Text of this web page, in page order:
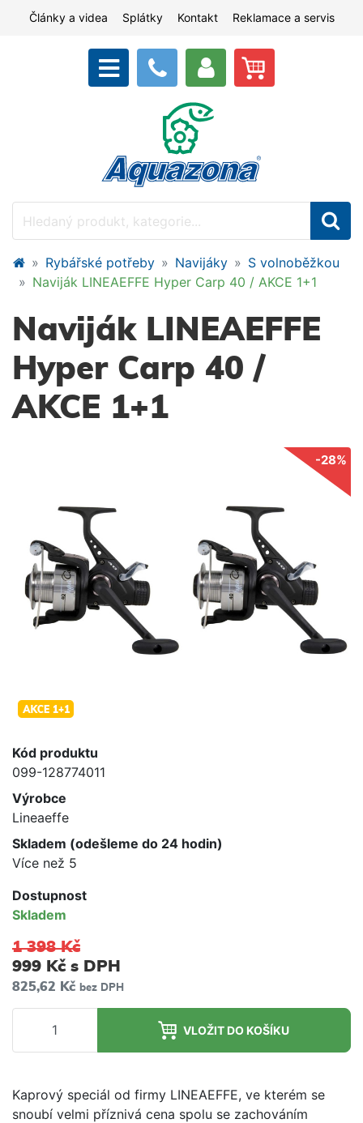
Články a videa Splátky Kontakt Reklamace a servis
Rybářské potřeby Navijáky
S volnoběžkou
Naviják LINEAEFFE Hyper Carp 40 / AKCE 1+1
Naviják LINEAEFFE
Hyper Carp 40 /
AKCE 1+1
-28%
Kód produktu
099-128774011
Výrobce
Lineaeffe
Skladem (odešleme do 24 hodin)
Více než 5
Dostupnost
Skladem
1 398 Kč
999 Kč s DPH
825,62 Kč bez DPH
VLOŽIT DO KOŠÍKU
Kaprový speciál od firmy LINEAEFFE, ve kterém se
snoubí velmi příznivá cena spolu se zachováním